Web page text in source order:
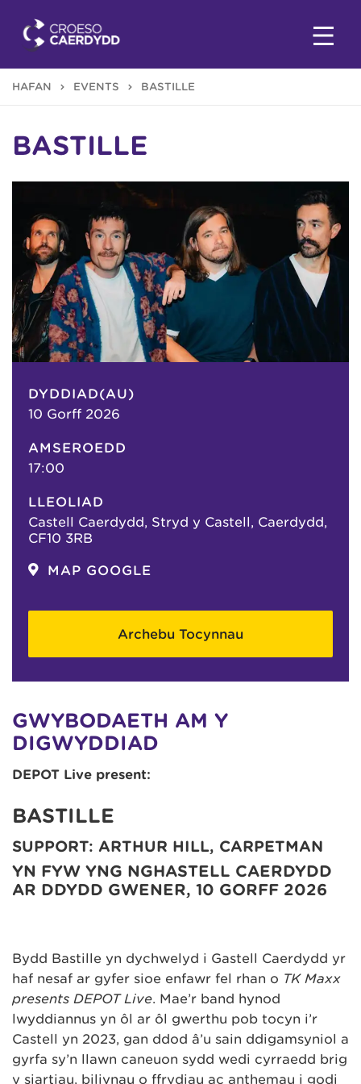
HAFAN EVENTS BASTILLE
BASTILLE
DYDDIAD(AU)
10 Gorff 2026
AMSEROEDD
17:00
LLEOLIAD
Castell Caerdydd, Stryd y Castell, Caerdydd,
CF10 3RB
MAP GOOGLE
Archebu Tocynnau
GWYBODAETH AM Y
DIGWYDDIAD
DEPOT Live present:
BASTILLE
SUPPORT: ARTHUR HILL, CARPETMAN
YN FYW YNG NGHASTELL CAERDYDD
AR DDYDD GWENER, 10 GORFF 2026
Bydd Bastille yn dychwelyd i Gastell Caerdydd yr
haf nesaf ar gyfer sioe enfawr fel rhan o TK Maxx
presents DEPOT Live. Mae’r band hynod
lwyddiannus yn ôl ar ôl gwerthu pob tocyn i’r
Castell yn 2023, gan ddod â’u sain ddigamsyniol a
gyrfa sy’n llawn caneuon sydd wedi cyrraedd brig
y siartiau, biliynau o ffrydiau ac anthemau i godi